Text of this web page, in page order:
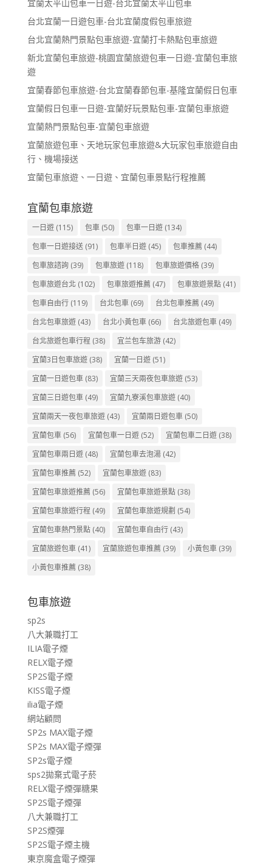
宜蘭太平山包車一日遊-台北宜蘭太平山包車
台北宜蘭一日遊包車-台北宜蘭度假包車旅遊
台北宜蘭熱門景點包車旅遊-宜蘭打卡熱點包車旅遊
新北宜蘭包車旅遊-桃園宜蘭旅遊包車一日遊-宜蘭包車旅
遊
宜蘭春節包車旅遊-台北宜蘭春節包車-基隆宜蘭假日包車
宜蘭假日包車一日遊-宜蘭好玩景點包車-宜蘭包車旅遊
宜蘭熱門景點包車-宜蘭包車旅遊
宜蘭旅遊包車、天地玩家包車旅遊&大玩家包車旅遊自由
行、機場接送
宜蘭包車旅遊、一日遊、宜蘭包車景點行程推薦
宜蘭包車旅遊
一日遊(115) 包車(50) 包車一日遊(134)
包車一日遊接送(91) 包車半日遊(45) 包車推薦(44)
包車旅諮詢(39) 包車旅遊(118) 包車旅遊價格(39)
包車旅遊台北 (102) 包車旅遊推薦(47) 包車旅遊景點(41)
包車自由行(119) 台北包車(69) 台北包車推薦(49)
台北包車旅遊(43) 台北小黃包車(66) 台北旅遊包車(49)
台北旅遊包車行程(38) 宜兰包车旅游(42)
宜蘭3日包車旅遊(38) 宜蘭一日遊(51)
宜蘭一日遊包車(83) 宜蘭三天兩夜包車旅遊(53)
宜蘭三日遊包車(49) 宜蘭九寮溪包車旅遊(40)
宜蘭兩天一夜包車旅遊(43) 宜蘭兩日遊包車(50)
宜蘭包車(56) 宜蘭包車一日遊(52) 宜蘭包車二日遊(38)
宜蘭包車兩日遊(48) 宜蘭包車去泡湯(42)
宜蘭包車推薦(52) 宜蘭包車旅遊(83)
宜蘭包車旅遊推薦(56) 宜蘭包車旅遊景點(38)
宜蘭包車旅遊行程(49) 宜蘭包車旅遊規劃 (54)
宜蘭包車熱門景點(40) 宜蘭包車自由行(43)
宜蘭旅遊包車(41) 宜蘭旅遊包車推薦(39) 小黃包車(39)
小黃包車推薦(38)
包車旅遊
sp2s
八大兼職打工
ILIA電子煙
RELX電子煙
SP2S電子煙
KISS電子煙
ilia電子煙
網站顧問
SP2s MAX電子煙
SP2s MAX電子煙彈
SP2s電子煙
sps2拋棄式電子菸
RELX電子煙彈糖果
SP2S電子煙彈
八大兼職打工
SP2S煙彈
SP2S電子煙主機
東京魔盒電子煙彈